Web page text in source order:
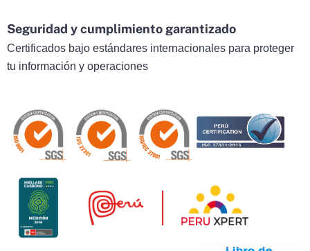
Seguridad y cumplimiento garantizado
Certificados bajo estándares internacionales para proteger
tu información y operaciones